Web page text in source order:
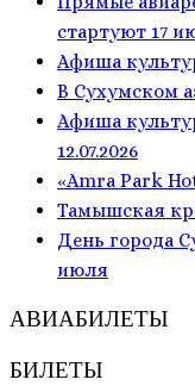
стартуют 17
Афиша
В Сухумском
Афиша
12.07.2026
«Amra Park
Тамышская
День города
июля
АВИАБИЛЕТЫ
БИЛЕТЫ